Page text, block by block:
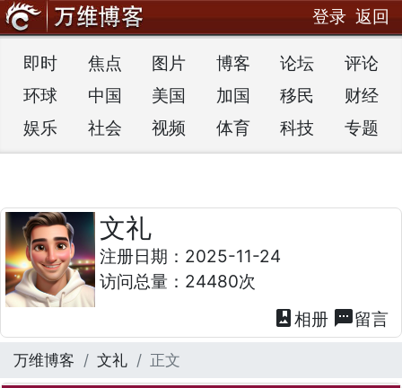
登录 返回
即时 焦点 图片 博客 论坛
评论
环球
中国 美国 加国 移民
财经
娱乐
社会 视频 体育 科技 专题
文礼
注册日期：2025-11-24
访问总量：24480次
photo_album 相册 textsms留言
万维博客 文礼 正文